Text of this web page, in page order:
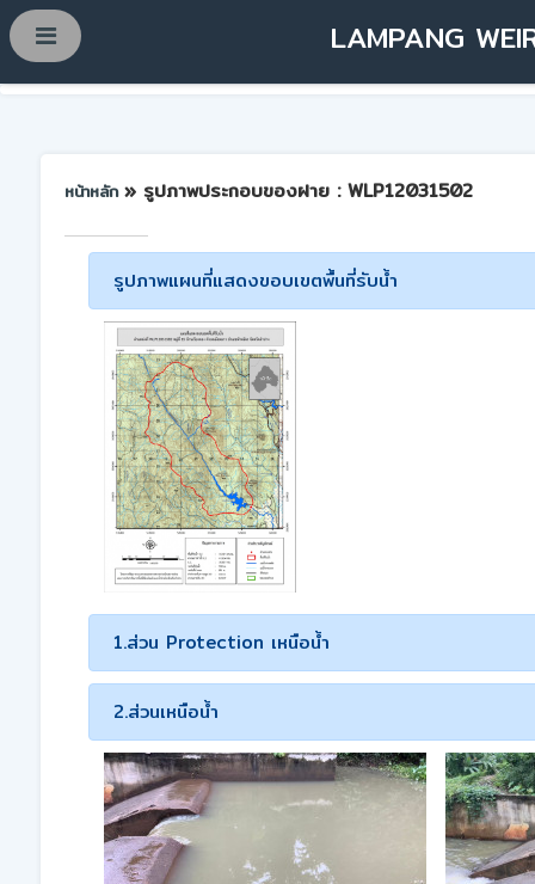
LAMPANG
หน้าหลัก » รูปภาพประกอบของฝาย : WLP12031502
รูปภาพแผนที่แสดงขอบเขตพื้นที่รับน้ำ
1.ส่วน Protection เหนือน้ำ
2.ส่วนเหนือน้ำ